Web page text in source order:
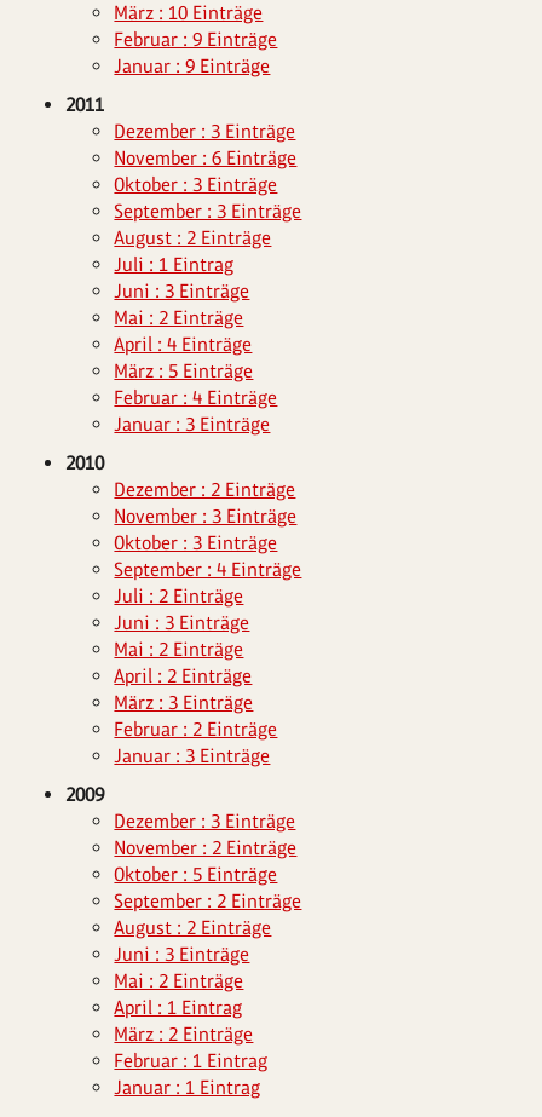
März : 10 Einträge
Februar : 9 Einträge
Januar : 9 Einträge
2011
Dezember : 3 Einträge
November : 6 Einträge
Oktober : 3 Einträge
September : 3 Einträge
August : 2 Einträge
Juli : 1 Eintrag
Juni : 3 Einträge
Mai : 2 Einträge
April : 4 Einträge
März : 5 Einträge
Februar : 4 Einträge
Januar : 3 Einträge
2010
Dezember : 2 Einträge
November : 3 Einträge
Oktober : 3 Einträge
September : 4 Einträge
Juli : 2 Einträge
Juni : 3 Einträge
Mai : 2 Einträge
April : 2 Einträge
März : 3 Einträge
Februar : 2 Einträge
Januar : 3 Einträge
2009
Dezember : 3 Einträge
November : 2 Einträge
Oktober : 5 Einträge
September : 2 Einträge
August : 2 Einträge
Juni : 3 Einträge
Mai : 2 Einträge
April : 1 Eintrag
März : 2 Einträge
Februar : 1 Eintrag
Januar : 1 Eintrag